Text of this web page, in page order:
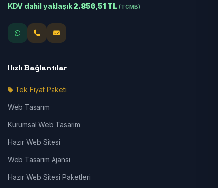
KDV dahil yaklaşık 2.856,51 TL (TCMB)
Hızlı Bağlantılar
Tek Fiyat Paketi
Web Tasarım
Kurumsal Web Tasarım
Hazır Web Sitesi
Web Tasarım Ajansı
Hazır Web Sitesi Paketleri